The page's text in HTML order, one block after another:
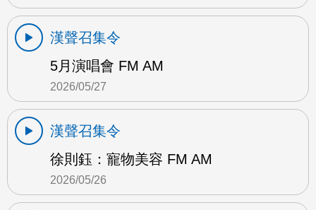
漢聲召集令
5月演唱會 FM AM
2026/05/27
漢聲召集令
徐則鈺：寵物美容 FM AM
2026/05/26